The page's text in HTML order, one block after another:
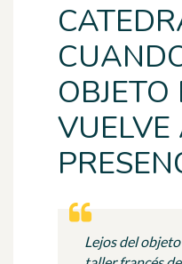
OBJETO
Lejos del